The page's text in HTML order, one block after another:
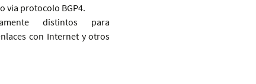
vía protocolo BGP4.
distintos para
con Internet y otros